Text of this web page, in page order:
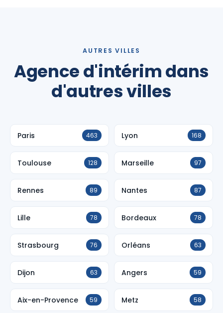
AUTRES VILLES
Agence d'intérim dans
d'autres villes
Paris 463 Lyon 168
Toulouse 128 Marseille 97
Rennes 89 Nantes 87
Lille 78 Bordeaux 78
Strasbourg 76 Orléans 63
Dijon 63 Angers 59
Aix-en-Provence 59 Metz 58